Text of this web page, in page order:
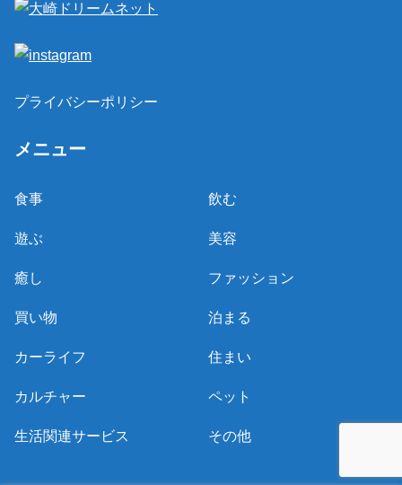
プライバシーポリシー
メニュー
食事 飲む
遊ぶ 美容
癒し ファッション
買い物 泊まる
カーライフ 住まい
カルチャー ペット
生活関連サービス その他